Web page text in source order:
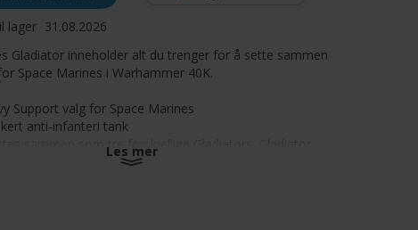
lager 31.08.2026
Gladiator inneholder alt du trenger for å sette sammen
Space Marines i Warhammer 40K.
Support valg for Space Marines
anti-infanteri tank
sammen som tre forskjellige Gladiators: Gladiator
Gladiator Valiant og Gladiator Lancer
Les mer